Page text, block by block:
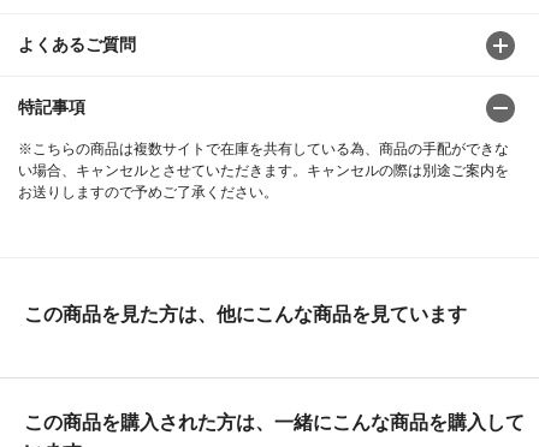
よくあるご質問
特記事項
※こちらの商品は複数サイトで在庫を共有している為、商品の手配ができな
い場合、キャンセルとさせていただきます。キャンセルの際は別途ご案内を
お送りしますので予めご了承ください。
この商品を見た方は、他にこんな商品を見ています
この商品を購入された方は、一緒にこんな商品を購入して